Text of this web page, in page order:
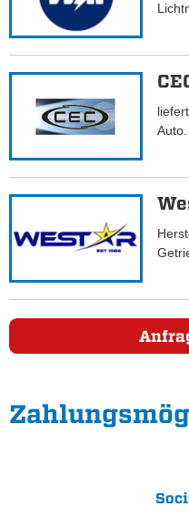
Auto.